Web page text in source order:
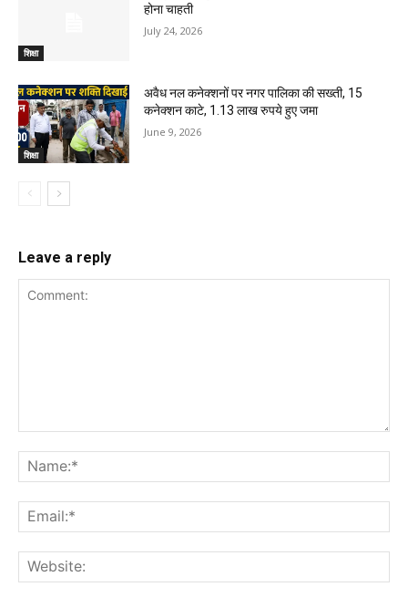
शिक्षा
होना चाहती
July 24, 2026
शिक्षा
अवैध नल कनेक्शनों पर नगर पालिका की सख्ती, 15
कनेक्शन काटे, 1.13 लाख रुपये हुए जमा
June 9, 2026
Leave a reply